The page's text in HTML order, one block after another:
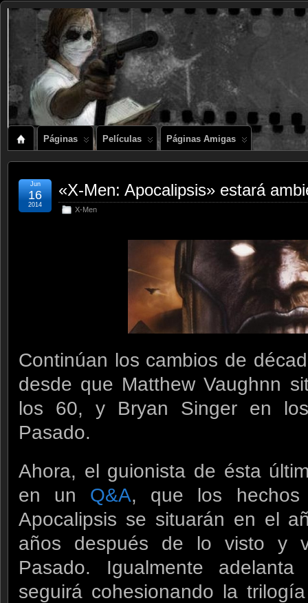
Páginas Películas Páginas Amigas
«X-Men: Apocalipsis» estará
X-Men
Jun
16
2014
Continúan los cambios de
desde que Matthew Vaughnn
los 60, y Bryan Singer en
Pasado.
Ahora, el guionista de ésta
en un Q&A, que los hechos
Apocalipsis se situarán en el
años después de lo visto y
Pasado. Igualmente
seguirá cohesionando la